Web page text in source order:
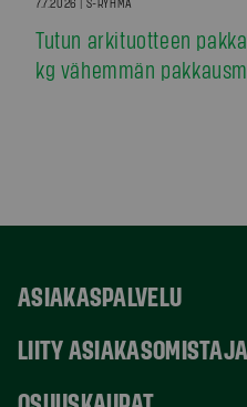
Tutun arkituotteen
kg vähemmän
ASIAKASPALVELU
LIITY